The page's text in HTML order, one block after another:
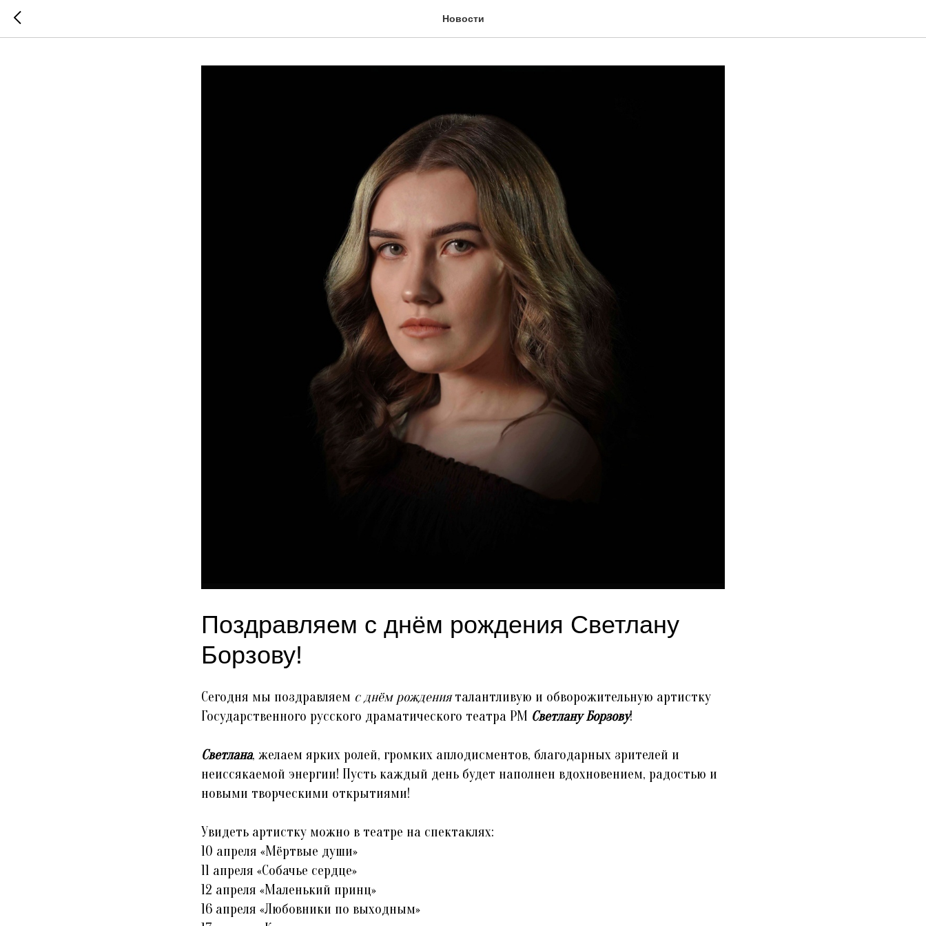
Новости
Поздравляем с днём рождения Светлану
Борзову!
Сегодня мы поздравляем с днём рожденияталантливую и обворожительную артистку
Государственного русского драматического театра РМ Светлану Борзову!
Светлана, желаем ярких ролей, громких аплодисментов, благодарных зрителей и
неиссякаемой энергии! Пусть каждый день будет наполнен вдохновением, радостью и
новыми творческими открытиями!
Увидеть артистку можно в театре на спектаклях:
10 апреля «Мёртвые души»
11 апреля «Собачье сердце»
12 апреля «Маленький принц»
16 апреля «Любовники по выходным»